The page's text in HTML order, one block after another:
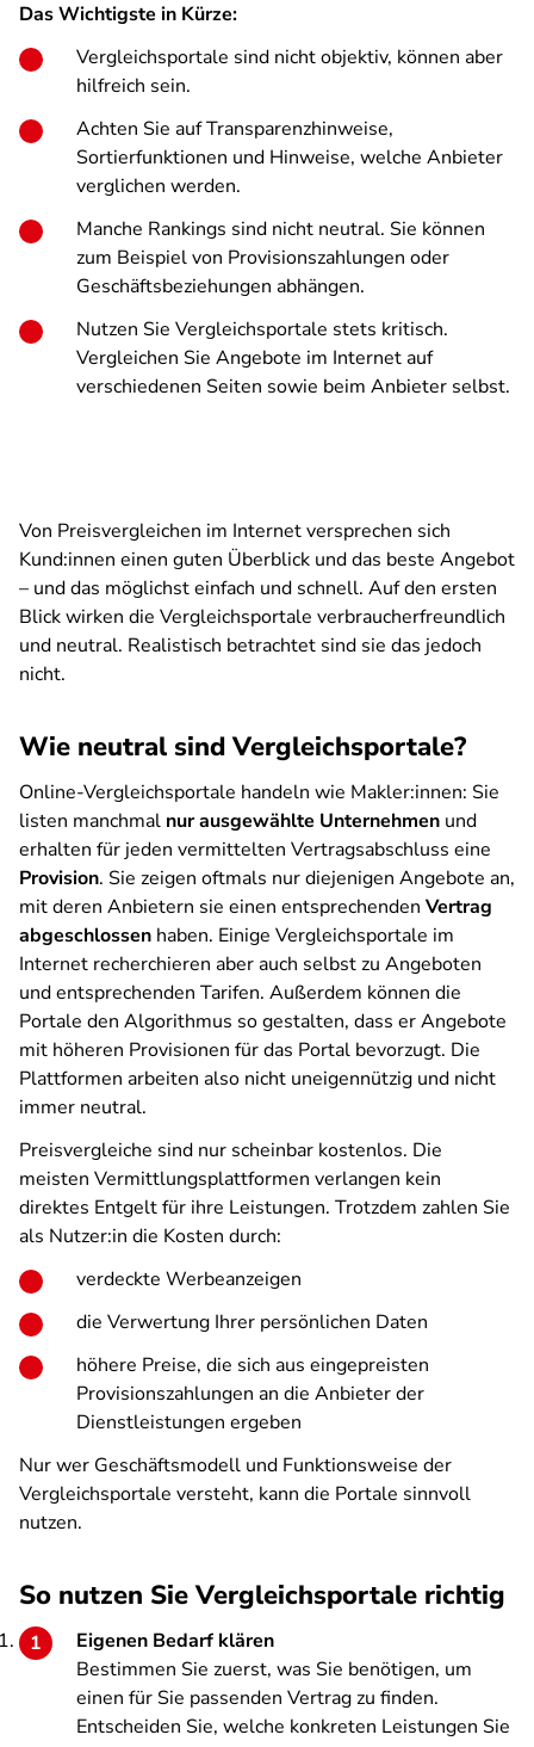
Das Wichtigste in Kürze:
Vergleichsportale sind nicht objektiv, können aber
hilfreich sein.
Achten Sie auf Transparenzhinweise,
Sortierfunktionen und Hinweise, welche Anbieter
verglichen werden.
Manche Rankings sind nicht neutral. Sie können
zum Beispiel von Provisionszahlungen oder
Geschäftsbeziehungen abhängen.
Nutzen Sie Vergleichsportale stets kritisch.
Vergleichen Sie Angebote im Internet auf
verschiedenen Seiten sowie beim Anbieter selbst.
Von Preisvergleichen im Internet versprechen sich
Kund:innen einen guten Überblick und das beste Angebot
– und das möglichst einfach und schnell. Auf den ersten
Blick wirken die Vergleichsportale verbraucherfreundlich
und neutral. Realistisch betrachtet sind sie das jedoch
nicht.
Wie neutral sind Vergleichsportale?
Online-Vergleichsportale handeln wie Makler:innen: Sie
listen manchmal nur ausgewählte Unternehmen und
erhalten für jeden vermittelten Vertragsabschluss eine
Provision. Sie zeigen oftmals nur diejenigen Angebote an,
mit deren Anbietern sie einen entsprechenden Vertrag
abgeschlossen haben. Einige Vergleichsportale im
Internet recherchieren aber auch selbst zu Angeboten
und entsprechenden Tarifen. Außerdem können die
Portale den Algorithmus so gestalten, dass er Angebote
mit höheren Provisionen für das Portal bevorzugt. Die
Plattformen arbeiten also nicht uneigennützig und nicht
immer neutral.
Preisvergleiche sind nur scheinbar kostenlos. Die
meisten Vermittlungsplattformen verlangen kein
direktes Entgelt für ihre Leistungen. Trotzdem zahlen Sie
als Nutzer:in die Kosten durch:
verdeckte Werbeanzeigen
die Verwertung Ihrer persönlichen Daten
höhere Preise, die sich aus eingepreisten
Provisionszahlungen an die Anbieter der
Dienstleistungen ergeben
Nur wer Geschäftsmodell und Funktionsweise der
Vergleichsportale versteht, kann die Portale sinnvoll
nutzen.
So nutzen Sie Vergleichsportale richtig
Eigenen Bedarf klären
Bestimmen Sie zuerst, was Sie benötigen, um
einen für Sie passenden Vertrag zu finden.
Entscheiden Sie, welche konkreten Leistungen Sie